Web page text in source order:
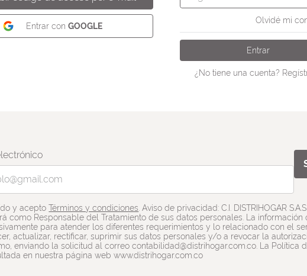
Entrar con GOOGLE
Olvidé mi
Entrar
¿No tiene una cuenta?
y aceptoTérminos y condiciones . Aviso de privacidad: C.I. DISTRIHOGAR
como Responsable del Tratamiento de sus datos personales. La
para atender los diferentes requerimientos y lo relacionado con el
actualizar, rectificar, suprimir sus datos personales y/o a revocar la
enviando la solicitud al correo contabilidad@distrihogar.com.co. La Política
en nuestra página web www.distrihogar.com.co